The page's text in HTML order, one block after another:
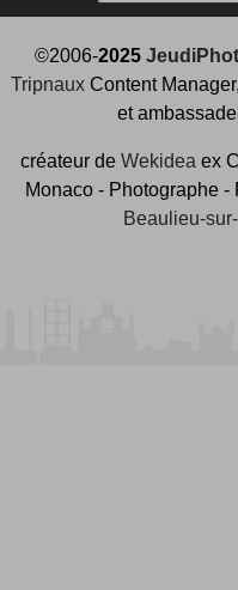
©2006-2025
TripnauxContent
et
créateur de Wekidea ex
Monaco - Photographe
Beaulieu-